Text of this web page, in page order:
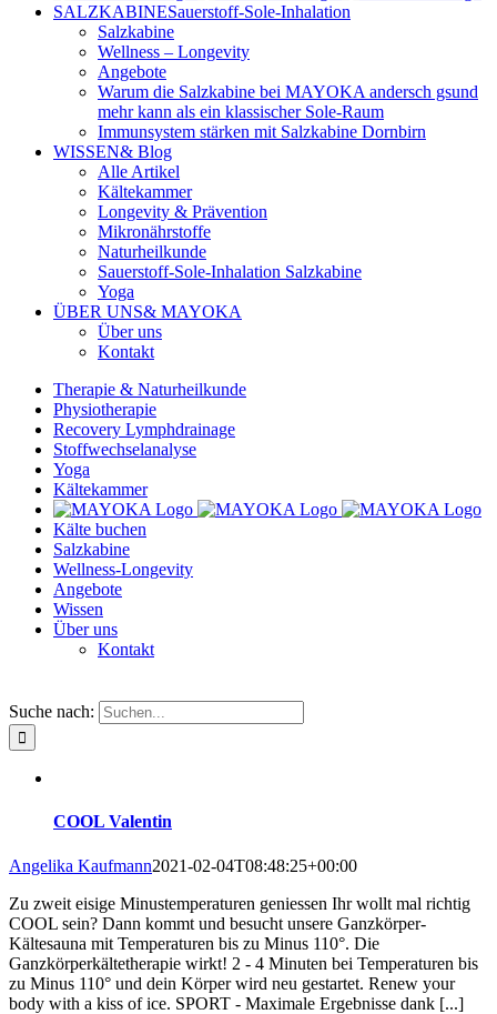
SALZKABINESauerstoff-Sole-Inhalation
Salzkabine
Wellness – Longevity
Angebote
Warum die Salzkabine bei MAYOKA andersch gsund
mehr kann als ein klassischer Sole-Raum
Immunsystem stärken mit Salzkabine Dornbirn
WISSEN& Blog
Alle Artikel
Kältekammer
Longevity & Prävention
Mikronährstoffe
Naturheilkunde
Sauerstoff-Sole-Inhalation Salzkabine
Yoga
ÜBER UNS& MAYOKA
Über uns
Kontakt
Therapie & Naturheilkunde
Physiotherapie
Recovery Lymphdrainage
Stoffwechselanalyse
Yoga
Kältekammer
Kälte buchen
Salzkabine
Wellness-Longevity
Angebote
Wissen
Über uns
Kontakt
Suche nach:
COOL Valentin
Angelika Kaufmann2021-02-04T08:48:25+00:00
Zu zweit eisige Minustemperaturen geniessen Ihr wollt mal richtig
COOL sein? Dann kommt und besucht unsere Ganzkörper-
Kältesauna mit Temperaturen bis zu Minus 110°. Die
Ganzkörperkältetherapie wirkt! 2 - 4 Minuten bei Temperaturen bis
zu Minus 110° und dein Körper wird neu gestartet. Renew your
body with a kiss of ice. SPORT - Maximale Ergebnisse dank [...]